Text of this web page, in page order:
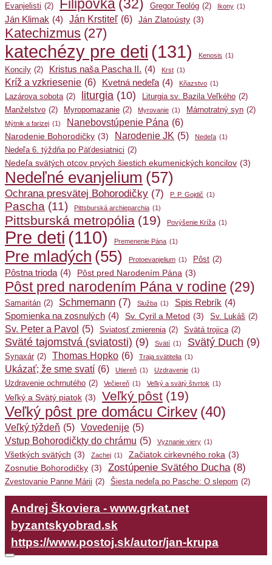
Evanjelisti (2) Filipovka (32) Gregor Teológ (2) Ikony (1)
Ján Klimak (4) Ján Krstiteľ (6) Ján Zlatoústy (3)
Katechizmus (27)
katechézy pre deti (131) Kenosis (1)
Koncily (2) Kristus naša Pascha II. (4) Krst (1)
Kríž a vzkriesenie (6) Kvetná nedeľa (4) Kňazstvo (1)
Lazárova sobota (2) liturgia (10) Liturgia sv. Bazila Veľkého (2)
Manželstvo (2) Myropomazanie (2) Myrovanie (1) Márnotratný syn (2)
Mýtnik a farizej (1) Nanebovstúpenie Pána (6)
Narodenie Bohorodičky (3) Narodenie JK (5) Nedeľa (1)
Nedeľa 6. týždňa po Päťdesiatnici (2)
Nedeľa svätých otcov prvých šiestich ekumenických koncilov (3)
Nedeľné evanjelium (57)
Ochrana presvätej Bohorodičky (7) P. P. Gojdič (1)
Pascha (11) Pittsburská archieparchia (1)
Pittsburská metropólia (19) Povýšenie Kríža (1)
Pre deti (110) Premenenie Pána (1)
Pre mladých (55) Protoevanjelium (1) Pôst (2)
Pôstna trioda (4) Pôst pred Narodením Pána (3)
Pôst pred narodením Pána v rodine (29)
Samaritán (2) Schmemann (7) Služba (1) Spis Rebrík (4)
Spomienka na zosnulých (4) Sv. Cyril a Metod (3) Sv. Lukáš (2)
Sv. Peter a Pavol (5) Sviatosť zmierenia (2) Svätá trojica (2)
Sväté tajomstvá (sviatosti) (9) Svätí (1) Svätý Duch (9)
Synaxár (2) Thomas Hopko (6) Traja svätitelia (1)
Ukázať; že sme svatí (6) Utiereň (1) Uzdravenie (1)
Uzdravenie ochrnutého (2) Večiereň (1) Veľký a svätý štvrtok (1)
Veľký a Svätý piatok (3) Veľký pôst (19)
Veľký pôst pre domácu Cirkev (40)
Veľký týždeň (5) Vovedenije (5)
Vstup Bohorodičkty do chrámu (5) Vyznanie viery (1)
Všetkých svätých (3) Zachej (1) Začiatok cirkevného roka (3)
Zosnutie Bohorodičky (3) Zostúpenie Svätého Ducha (8)
Zvestovanie Panne Márii (2) Šiesta nedeľa po Pasche: O slepom (2)
Andrej Škoviera - www.grkat.net
byzantskyobrad.sk
https://www.postoj.sk/autor/jan-krupa